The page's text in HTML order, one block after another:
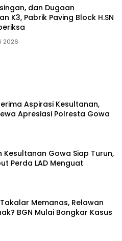
dan Dugaan
K3, Pabrik Paving Block H.SN
2026
Aspirasi Kesultanan,
Apresiasi Polresta Gowa
Kesultanan Gowa Siap Turun,
Perda LAD Menguat
Memanas, Relawan
BGN Mulai Bongkar Kasus